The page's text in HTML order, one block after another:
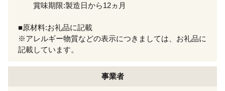
賞味期限:製造日から12ヵ月
■原材料:お礼品に記載
※アレルギー物質などの表示につきましては、お礼品に
記載しています。
事業者